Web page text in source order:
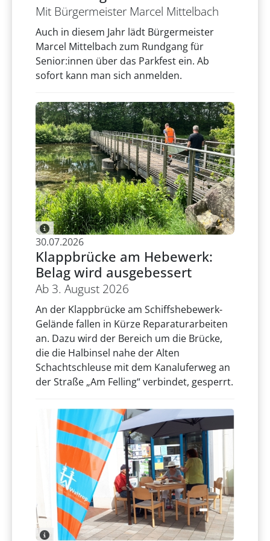
Mit Bürgermeister Marcel Mittelbach
Auch in diesem Jahr lädt Bürgermeister
Marcel Mittelbach zum Rundgang für
Senior:innen über das Parkfest ein. Ab
sofort kann man sich anmelden.
30.07.2026
Klappbrücke am Hebewerk:
Belag wird ausgebessert
Ab 3. August 2026
An der Klappbrücke am Schiffshebewerk-
Gelände fallen in Kürze Reparaturarbeiten
an. Dazu wird der Bereich um die Brücke,
die die Halbinsel nahe der Alten
Schachtschleuse mit dem Kanaluferweg an
der Straße „Am Felling“ verbindet, gesperrt.